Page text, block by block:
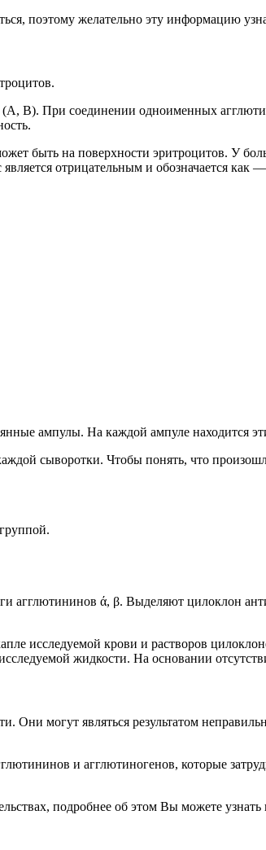
поэтому желательно эту информацию
В). При соединении одноименных
быть на поверхности эритроцитов. У
отрицательным и обозначается как
ампулы. На каждой ампуле находится
сыворотки. Чтобы понять, что
агглютининов ά, β. Выделяют цилоклон
исследуемой крови и растворов
жидкости. На основании
Они могут являться результатом
и агглютиногенов, которые
подробнее об этом Вы можете